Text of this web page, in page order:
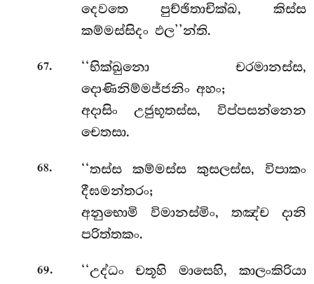
දෙවතෙ පුච්ඡිතාචික්ඛ, කිස්ස
කම්මස්සිදං ඵල’’න්ති.
67. ‘‘භික්ඛුනො චරමානස්ස,
දොණිනිම්මජ්ජනිං අහං;
අදාසිං උජුභූතස්ස, විප්පසන්නෙන
චෙතසා.
68.
‘‘තස්ස කම්මස්ස කුසලස්ස, විපාකං
දීඝමන්තරං;
අනුභොමි විමානස්මිං, තඤ්ච දානි
පරිත්තකං.
69. ‘‘උද්ධංචතූහි මාසෙහි, කාලංකිරියා